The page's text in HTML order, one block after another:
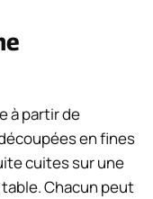
à partir de
en fines
cuites sur une
Chacun peut